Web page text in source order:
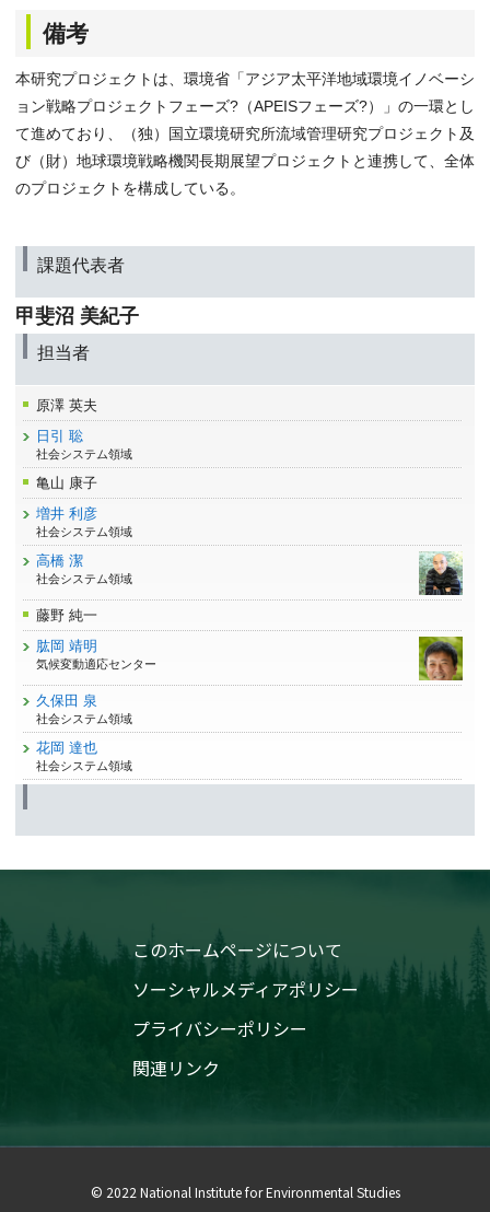
備考
本研究プロジェクトは、環境省「アジア太平洋地域環境イノベーシ
ョン戦略プロジェクトフェーズ?（APEISフェーズ?）」の一環とし
て進めており、（独）国立環境研究所流域管理研究プロジェクト及
び（財）地球環境戦略機関長期展望プロジェクトと連携して、全体
のプロジェクトを構成している。
課題代表者
甲斐沼 美紀子
担当者
原澤 英夫
日引 聡
社会システム領域
亀山 康子
増井 利彦
社会システム領域
高橋 潔
社会システム領域
藤野 純一
肱岡 靖明
気候変動適応センター
久保田 泉
社会システム領域
花岡 達也
社会システム領域
このホームページについて
ソーシャルメディアポリシー
プライバシーポリシー
関連リンク
© 2022 National Institute for Environmental Studies